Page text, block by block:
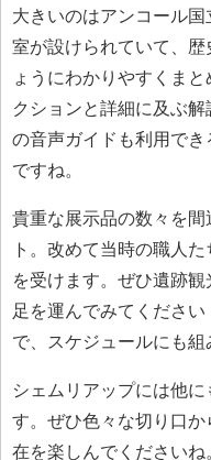
大きいのはアンコール
室が設けられていて、
ょうにわかりやすくま
クションと詳細に及ぶ
の音声ガイドも利用で
ですね。
貴重な展示品の数々を
ト。改めて当時の職人
を受けます。ぜひ遺跡
足を運んでみてくださ
で、スケジュールにも組
シェムリアップには他
す。ぜひ色々な切り口
在を楽しんでくださいね